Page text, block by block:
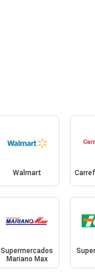
Walmart
Supermercados
Mariano Max